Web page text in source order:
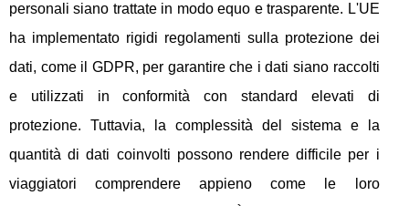
personali siano trattate in modo equo e trasparente. L'UE
ha implementato rigidi regolamenti sulla protezione dei
dati, come il GDPR, per garantire che i dati siano raccolti
e utilizzati in conformità con standard elevati di
protezione. Tuttavia, la complessità del sistema e la
quantità di dati coinvolti possono rendere difficile per i
viaggiatori comprendere appieno come le loro